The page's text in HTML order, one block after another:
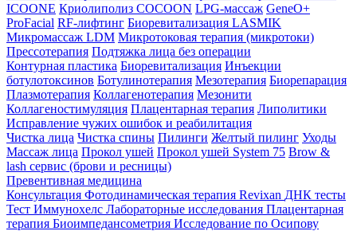
ICOONE Криолиполиз COCOON LPG-массаж GeneO+
ProFacial RF-лифтинг Биоревитализация LASMIK
Микромассаж LDM Микротоковая терапия (микротоки)
Прессотерапия Подтяжка лица без операции
Контурная пластика Биоревитализация Инъекции
ботулотоксинов Ботулинотерапия Мезотерапия Биорепарация
Плазмотерапия Коллагенотерапия Мезонити
Коллагеностимуляция Плацентарная терапия Липолитики
Исправление чужих ошибок и реабилитация
Чистка лица Чистка спины Пилинги Желтый пилинг Уходы
Массаж лица Прокол ушей Прокол ушей System 75 Brow &
lash сервис (брови и ресницы)
Превентивная медицина
Консультация Фотодинамическая терапия Revixan ДНК тесты
Тест Иммунохелс Лабораторные исследования Плацентарная
терапия Биоимпедансометрия Исследование по Осипову